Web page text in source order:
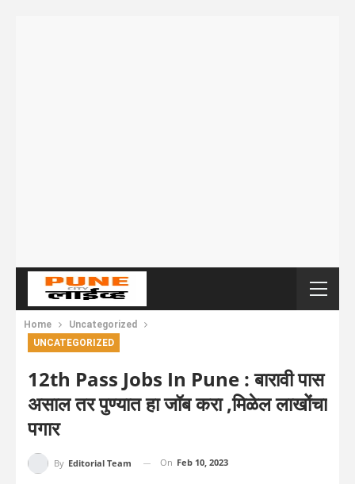
Home
Uncategorized
UNCATEGORIZED
12th Pass Jobs In Pune : बारावी पास
असाल तर पुण्यात हा जॉब करा ,मिळेल लाखोंचा
पगार
By Editorial Team On Feb 10, 2023